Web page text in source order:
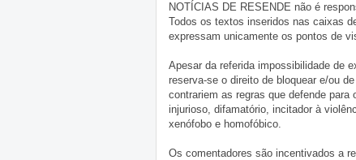
NOTÍCIAS DE RESENDE não é
Todos os textos inseridos nas caixas
expressam unicamente os pontos de
Apesar da referida impossibilidade de
reserva-se o direito de bloquear e/ou
contrariem as regras que defende
injurioso, difamatório, incitador à
xenófobo e homofóbico.
Os comentadores são incentivados a